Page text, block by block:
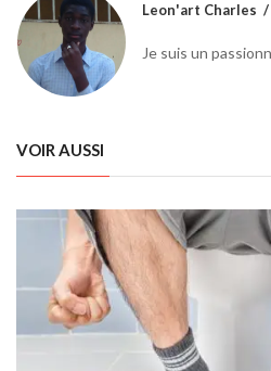
Leon'art Charles
Je suis un
VOIR AUSSI